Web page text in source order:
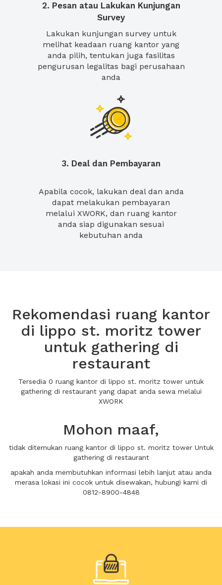
2. Pesan atau Lakukan Kunjungan
Survey
Lakukan kunjungan survey untuk
melihat keadaan ruang kantor yang
anda pilih, tentukan juga fasilitas
pengurusan legalitas bagi perusahaan
anda
3. Deal dan Pembayaran
Apabila cocok, lakukan deal dan anda
dapat melakukan pembayaran
melalui XWORK, dan ruang kantor
anda siap digunakan sesuai
kebutuhan anda
Rekomendasi ruang kantor
di lippo st. moritz tower
untuk gathering di
restaurant
Tersedia 0 ruang kantor di lippo st. moritz tower untuk
gathering di restaurant yang dapat anda sewa melalui
XWORK
Mohon maaf,
tidak ditemukan ruang kantor di lippo st. moritz tower Untuk
gathering di restaurant
apakah anda membutuhkan informasi lebih lanjut atau anda
merasa lokasi ini cocok untuk disewakan, hubungi kami di
0812-8900-4848